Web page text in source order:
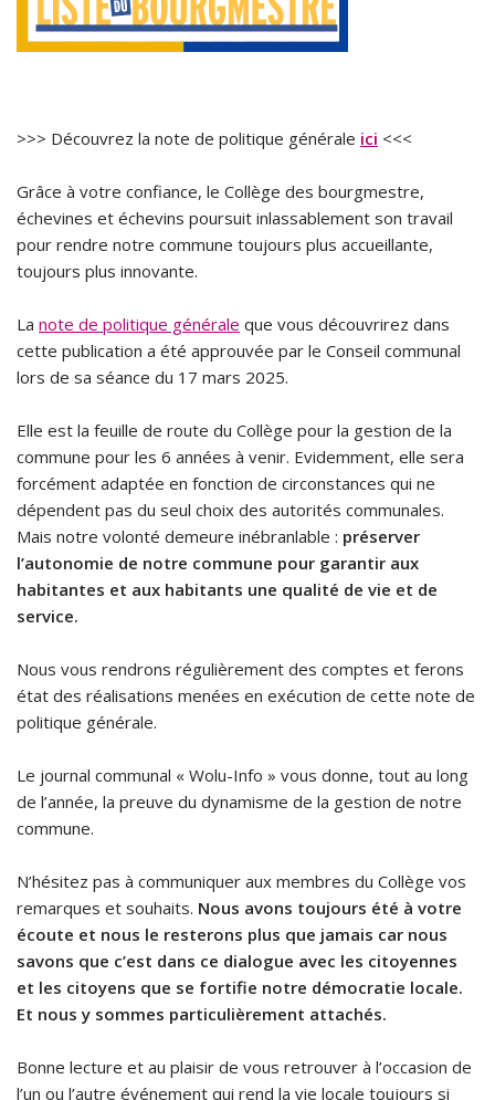
>>> Découvrez la note de politique générale ici <<<
Grâce à votre confiance, le Collège des bourgmestre,
échevines et échevins poursuit inlassablement son travail
pour rendre notre commune toujours plus accueillante,
toujours plus innovante.
La note de politique générale que vous découvrirez dans
cette publication a été approuvée par le Conseil communal
lors de sa séance du 17 mars 2025.
Elle est la feuille de route du Collège pour la gestion de la
commune pour les 6 années à venir. Evidemment, elle sera
forcément adaptée en fonction de circonstances qui ne
dépendent pas du seul choix des autorités communales.
Mais notre volonté demeure inébranlable : préserver
l’autonomie de notre commune pour garantir aux
habitantes et aux habitants une qualité de vie et de
service.
Nous vous rendrons régulièrement des comptes et ferons
état des réalisations menées en exécution de cette note de
politique générale.
Le journal communal « Wolu-Info » vous donne, tout au long
de l’année, la preuve du dynamisme de la gestion de notre
commune.
N’hésitez pas à communiquer aux membres du Collège vos
remarques et souhaits. Nous avons toujours été à votre
écoute et nous le resterons plus que jamais car nous
savons que c’est dans ce dialogue avec les citoyennes
et les citoyens que se fortifie notre démocratie locale.
Et nous y sommes particulièrement attachés.
Bonne lecture et au plaisir de vous retrouver à l’occasion de
l’un ou l’autre événement qui rend la vie locale toujours si